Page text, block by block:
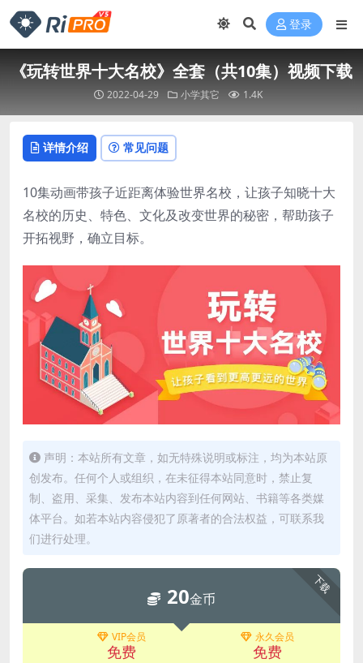
登录
《玩转世界十大名校》全套（共10集）视频下载
2022-04-29 小学其它 1.4K
详情介绍 常见问题
10集动画带孩子近距离体验世界名校，让孩子知晓十大
名校的历史、特色、文化及改变世界的秘密，帮助孩子
开拓视野，确立目标。
声明：本站所有文章，如无特殊说明或标注，均为本站原
创发布。任何个人或组织，在未征得本站同意时，禁止复
制、盗用、采集、发布本站内容到任何网站、书籍等各类媒
体平台。如若本站内容侵犯了原著者的合法权益，可联系我
们进行处理。
下载
20金币
VIP会员
免费
永久会员
免费